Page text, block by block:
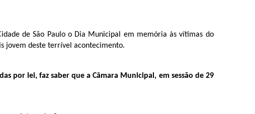
de São Paulo o Dia Municipal em memória às vítimas do
jovem deste terrível acontecimento.
por lei, faz saber que a Câmara Municipal, em sessão de 29